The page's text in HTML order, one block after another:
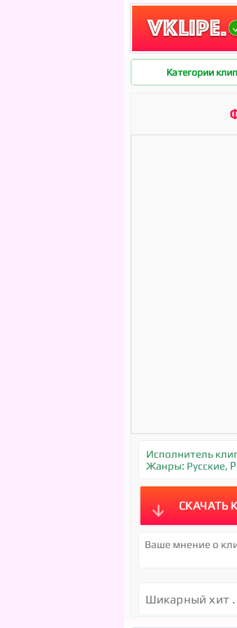
Категории
Исполнитель
Жанры: Русские,
СКАЧАТЬ
Шикарный хит .